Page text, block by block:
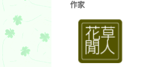
作家